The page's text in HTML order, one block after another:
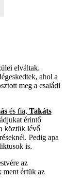
elváltak.
ahol a
meg a családi
és fia, Takáts
érintő
köztük lévő
Pedig apa
is.
az
ment értük az